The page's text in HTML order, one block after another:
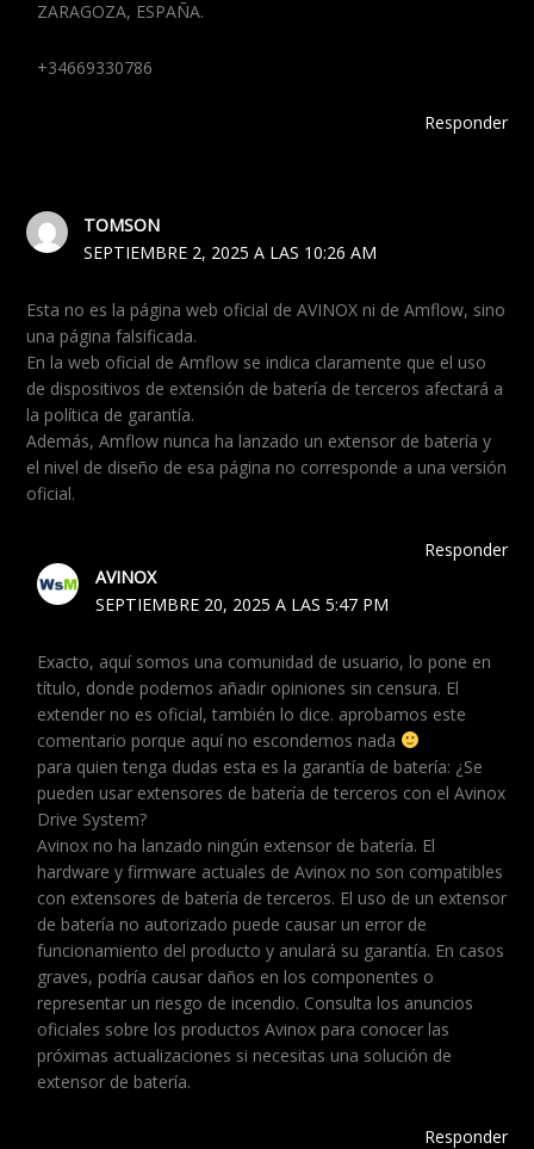
ZARAGOZA, ESPAÑA.
+34669330786
Responder
TOMSON
SEPTIEMBRE 2, 2025 A LAS 10:26 AM
Esta no es la página web oficial de AVINOX ni de Amflow, sino
una página falsificada.
En la web oficial de Amflow se indica claramente que el uso
de dispositivos de extensión de batería de terceros afectará a
la política de garantía.
Además, Amflow nunca ha lanzado un extensor de batería y
el nivel de diseño de esa página no corresponde a una versión
oficial.
Responder
AVINOX
SEPTIEMBRE 20, 2025 A LAS 5:47 PM
Exacto, aquí somos una comunidad de usuario, lo pone en
título, donde podemos añadir opiniones sin censura. El
extender no es oficial, también lo dice. aprobamos este
comentario porque aquí no escondemos nada
para quien tenga dudas esta es la garantía de batería: ¿Se
pueden usar extensores de batería de terceros con el Avinox
Drive System?
Avinox no ha lanzado ningún extensor de batería. El
hardware y firmware actuales de Avinox no son compatibles
con extensores de batería de terceros. El uso de un extensor
de batería no autorizado puede causar un error de
funcionamiento del producto y anulará su garantía. En casos
graves, podría causar daños en los componentes o
representar un riesgo de incendio. Consulta los anuncios
oficiales sobre los productos Avinox para conocer las
próximas actualizaciones si necesitas una solución de
extensor de batería.
Responder